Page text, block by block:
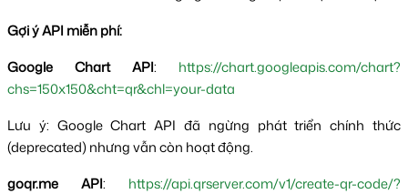
Gợi ý API miễn phí:
Google Chart API: https://chart.googleapis.com/chart?
chs=150x150&cht=qr&chl=your-data
Lưu ý: Google Chart API đã ngừng phát triển chính thức
(deprecated) nhưng vẫn còn hoạt động.
goqr.me API: https://api.qrserver.com/v1/create-qr-code/?